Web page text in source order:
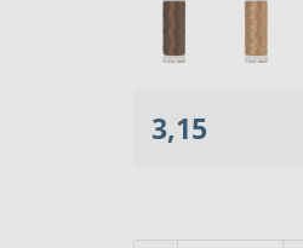
3,15